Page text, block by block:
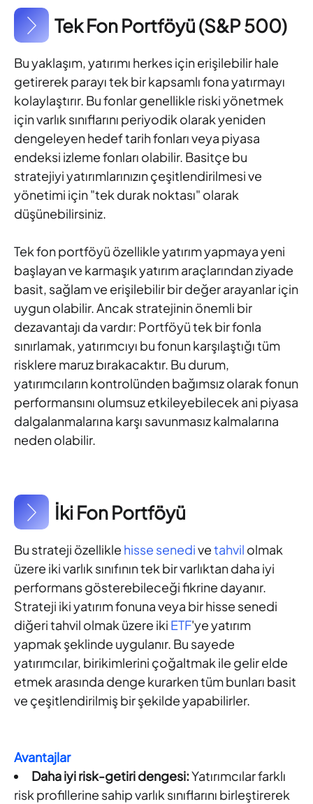
Tek Fon Portföyü (S&P 500)
Bu yaklaşım, yatırımı herkes için erişilebilir hale
getirerek parayı tek bir kapsamlı fona yatırmayı
kolaylaştırır. Bu fonlar genellikle riski yönetmek
için varlık sınıflarını periyodik olarak yeniden
dengeleyen hedef tarih fonları veya piyasa
endeksi izleme fonları olabilir. Basitçe bu
stratejiyi yatırımlarınızın çeşitlendirilmesi ve
yönetimi için "tek durak noktası" olarak
düşünebilirsiniz.
Tek fon portföyü özellikle yatırım yapmaya yeni
başlayan ve karmaşık yatırım araçlarından ziyade
basit, sağlam ve erişilebilir bir değer arayanlar için
uygun olabilir. Ancak stratejinin önemli bir
dezavantajı da vardır: Portföyü tek bir fonla
sınırlamak, yatırımcıyı bu fonun karşılaştığı tüm
risklere maruz bırakacaktır. Bu durum,
yatırımcıların kontrolünden bağımsız olarak fonun
performansını olumsuz etkileyebilecek ani piyasa
dalgalanmalarına karşı savunmasız kalmalarına
neden olabilir.
İki Fon Portföyü
Bu strateji özellikle hisse senedivetahvil olmak
üzere iki varlık sınıfının tek bir varlıktan daha iyi
performans gösterebileceği fikrine dayanır.
Strateji iki yatırım fonuna veya bir hisse senedi
diğeri tahvil olmak üzere iki ETF'ye yatırım
yapmak şeklinde uygulanır. Bu sayede
yatırımcılar, birikimlerini çoğaltmak ile gelir elde
etmek arasında denge kurarken tüm bunları basit
ve çeşitlendirilmiş bir şekilde yapabilirler.
Avantajlar
Daha iyi risk-getiri dengesi:Yatırımcılar farklı
risk profillerine sahip varlık sınıflarını birleştirerek